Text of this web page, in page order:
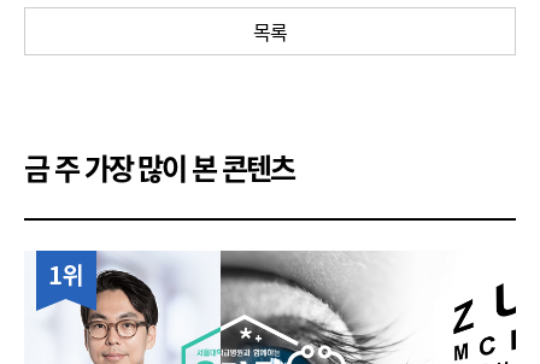
목록
금 주 가장 많이 본 콘텐츠
1위